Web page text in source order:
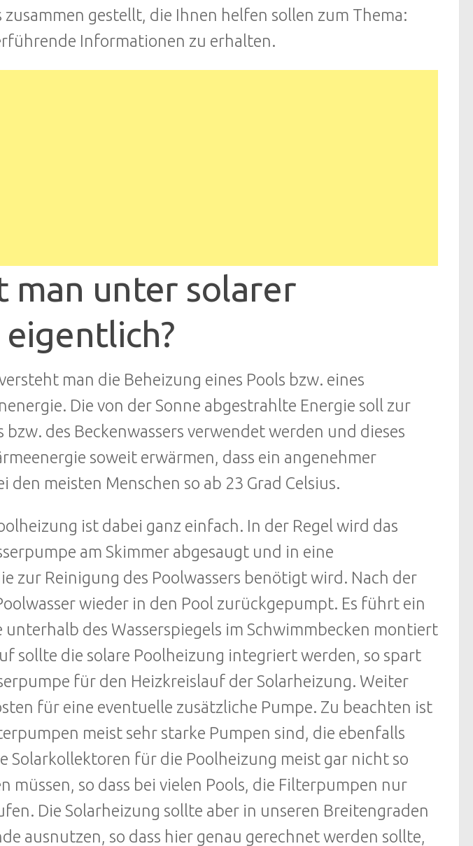
gestellt, die Ihnen helfen sollen zum Thema:
Informationen zu erhalten.
man unter solarer
man die Beheizung eines Pools bzw. eines
Die von der Sonne abgestrahlte Energie soll zur
bzw. des Beckenwassers verwendet werden und dieses
soweit erwärmen, dass ein angenehmer
den meisten Menschen so ab 23 Grad Celsius.
ist dabei ganz einfach. In der Regel wird das
am Skimmer abgesaugt und in eine
zur Reinigung des Poolwassers benötigt wird. Nach der
wieder in den Pool zurückgepumpt. Es führt ein
unterhalb des Wasserspiegels im Schwimmbecken montiert
sollte die solare Poolheizung integriert werden, so spart
für den Heizkreislauf der Solarheizung. Weiter
für eine eventuelle zusätzliche Pumpe. Zu beachten ist
meist sehr starke Pumpen sind, die ebenfalls
Solarkollektoren für die Poolheizung meist gar nicht so
müssen, so dass bei vielen Pools, die Filterpumpen nur
Die Solarheizung sollte aber in unseren Breitengraden
ausnutzen, so dass hier genau gerechnet werden sollte,